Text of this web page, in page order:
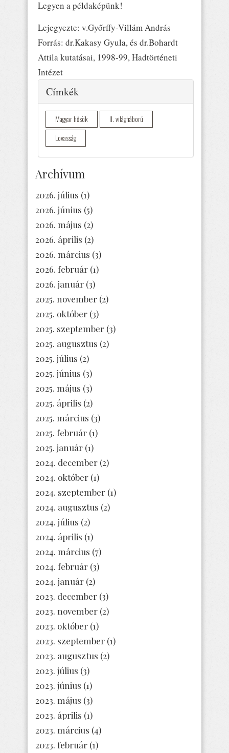
Legyen a példaképünk!
Lejegyezte: v.Győrffy-Villám András
Forrás: dr.Kakasy Gyula, és dr.Bohardt
Attila kutatásai, 1998-99, Hadtörténeti
Intézet
Elrejtés
Címkék
Magyar hősök
II. világháború
Lovasság
Archívum
2026. július (1)
2026. június (5)
2026. május (2)
2026. április (2)
2026. március (3)
2026. február (1)
2026. január (3)
2025. november (2)
2025. október (3)
2025. szeptember (3)
2025. augusztus (2)
2025. július (2)
2025. június (3)
2025. május (3)
2025. április (2)
2025. március (3)
2025. február (1)
2025. január (1)
2024. december (2)
2024. október (1)
2024. szeptember (1)
2024. augusztus (2)
2024. július (2)
2024. április (1)
2024. március (7)
2024. február (3)
2024. január (2)
2023. december (3)
2023. november (2)
2023. október (1)
2023. szeptember (1)
2023. augusztus (2)
2023. július (3)
2023. június (1)
2023. május (3)
2023. április (1)
2023. március (4)
2023. február (1)